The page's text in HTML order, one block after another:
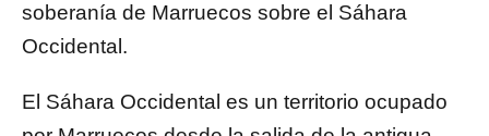
soberanía de Marruecos sobre el Sáhara
Occidental.
El Sáhara Occidental es un territorio ocupado